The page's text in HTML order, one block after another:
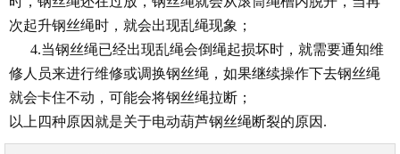
次起升钢丝绳时，就会出现乱绳现象；
4.当钢丝绳已经出现乱绳会倒绳起损坏时，就需要通知维
修人员来进行维修或调换钢丝绳，如果继续操作下去钢丝绳
就会卡住不动，可能会将钢丝绳拉断；
以上四种原因就是关于电动葫芦钢丝绳断裂的原因.